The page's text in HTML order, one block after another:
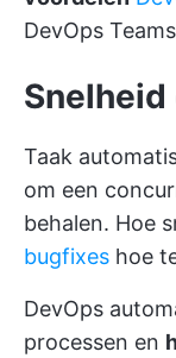
DevOps
Taak
om een
behalen. Hoe
bugfixes hoe
DevOps
processen en